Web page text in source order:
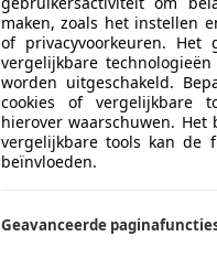
kenteken!
Mocht de
budget? Wij vinden
het totaalbedrag of
De beste ervaring
gewenst tijdstip, de
maken, zoals het instellen
of privacyvoorkeuren. Het
vergelijkbare
worden uitgeschakeld.
cookies of vergelijkbare
hierover waarschuwen. Het
vergelijkbare tools kan de
beïnvloeden.
Geavanceerde